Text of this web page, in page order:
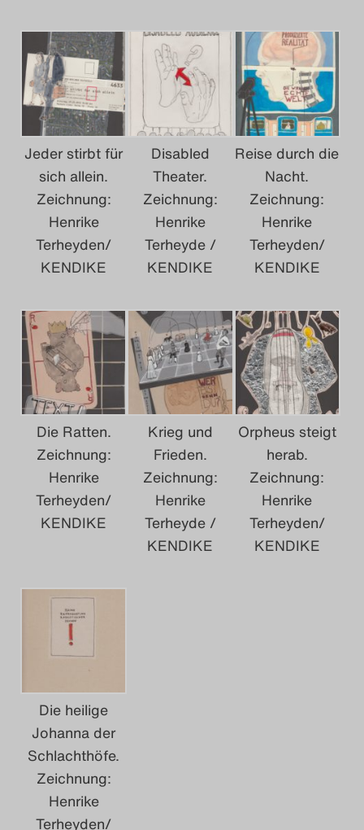
Das Theatertreffen-
2022
Das Theatertreffen-
2023
Das Theatertreffen-
2024
Das Theatertreffen-
2025
Das Theatertreffen-
Archiv
Impressum
Search
Jeder stirbt für
sich allein.
Zeichnung:
Henrike
Terheyden/
KENDIKE
Disabled
Theater.
Zeichnung:
Henrike
Terheyde /
KENDIKE
Reise durch die
Nacht.
Zeichnung:
Henrike
Terheyden/
KENDIKE
Die Ratten.
Zeichnung:
Henrike
Terheyden/
KENDIKE
Krieg und
Frieden.
Zeichnung:
Henrike
Terheyde /
KENDIKE
Orpheus steigt
herab.
Zeichnung:
Henrike
Terheyden/
KENDIKE
Die heilige
Johanna der
Schlachthöfe.
Zeichnung:
Henrike
Terheyden/